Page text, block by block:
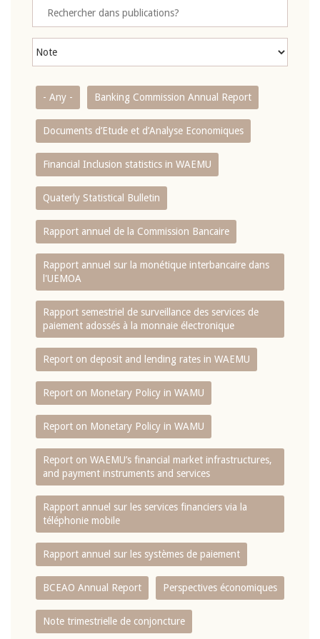
- Any - Banking Commission Annual Report
Documents d’Etude et d’Analyse Economiques
Financial Inclusion statistics in WAEMU
Quaterly Statistical Bulletin
Rapport annuel de la Commission Bancaire
Rapport annuel sur la monétique interbancaire dans
l'UEMOA
Rapport semestriel de surveillance des services de
paiement adossés à la monnaie électronique
Report on deposit and lending rates in WAEMU
Report on Monetary Policy in WAMU
Report on Monetary Policy in WAMU
Report on WAEMU’s financial market infrastructures,
and payment instruments and services
Rapport annuel sur les services financiers via la
téléphonie mobile
Rapport annuel sur les systèmes de paiement
BCEAO Annual Report Perspectives économiques
Note trimestrielle de conjoncture